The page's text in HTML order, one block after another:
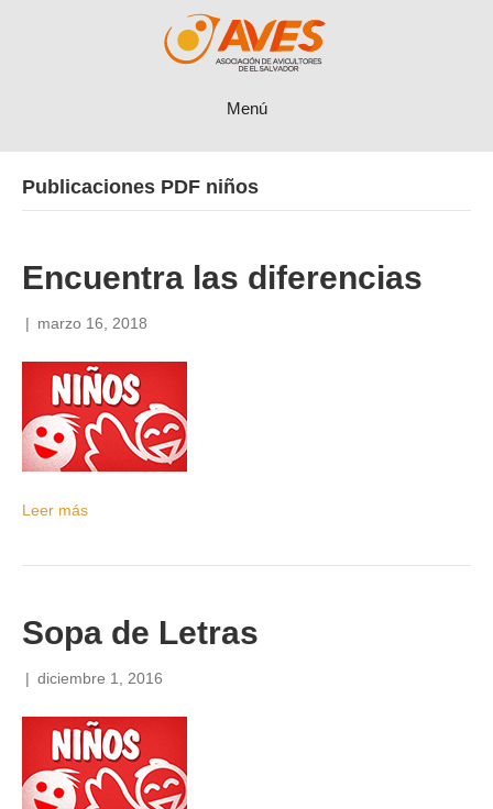
Menú
Publicaciones PDF niños
Encuentra las diferencias
| marzo 16, 2018
Leer más
Sopa de Letras
| diciembre 1, 2016